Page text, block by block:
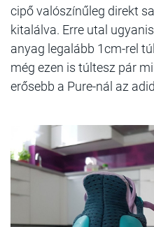
cipő valószínűleg direkt
kitalálva. Erre utal
anyag legalább 1cm-rel
még ezen is túltesz pár
erősebb a Pure-nál az